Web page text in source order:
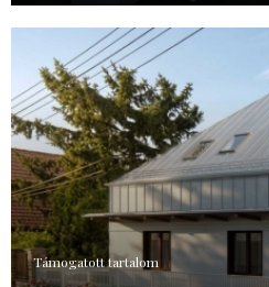
Támogatott tartalom